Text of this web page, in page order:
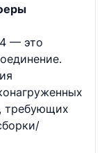
— это
требующих